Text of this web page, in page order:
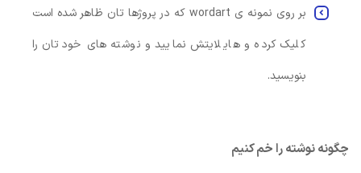
بر روی نمونه ی wordart که در پروژها تان ظاهر شده است
کلیک کرده و هایلایتش نمایید و نوشته های خودتان را
بنویسید.
چگونه نوشته را خم کنیم